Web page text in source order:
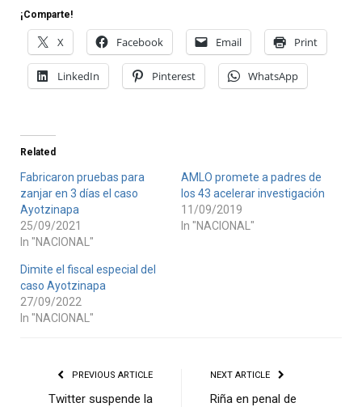
¡Comparte!
X Facebook Email Print
LinkedIn Pinterest WhatsApp
Related
Fabricaron pruebas para
zanjar en 3 días el caso
Ayotzinapa
25/09/2021
In "NACIONAL"
AMLO promete a padres de
los 43 acelerar investigación
11/09/2019
In "NACIONAL"
Dimite el fiscal especial del
caso Ayotzinapa
27/09/2022
In "NACIONAL"
PREVIOUS ARTICLE
Twitter suspende la
NEXT ARTICLE
Riña en penal de